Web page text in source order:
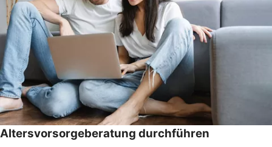
Altersvorsorgeberatung durchführen